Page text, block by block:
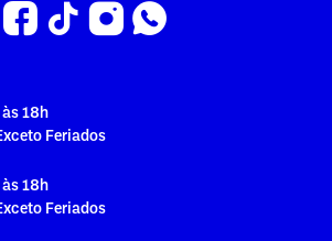
18h
Feriados
18h
Feriados